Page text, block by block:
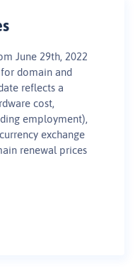
June 29th, 2022
domain and
reflects a
cost,
employment),
exchange
renewal prices